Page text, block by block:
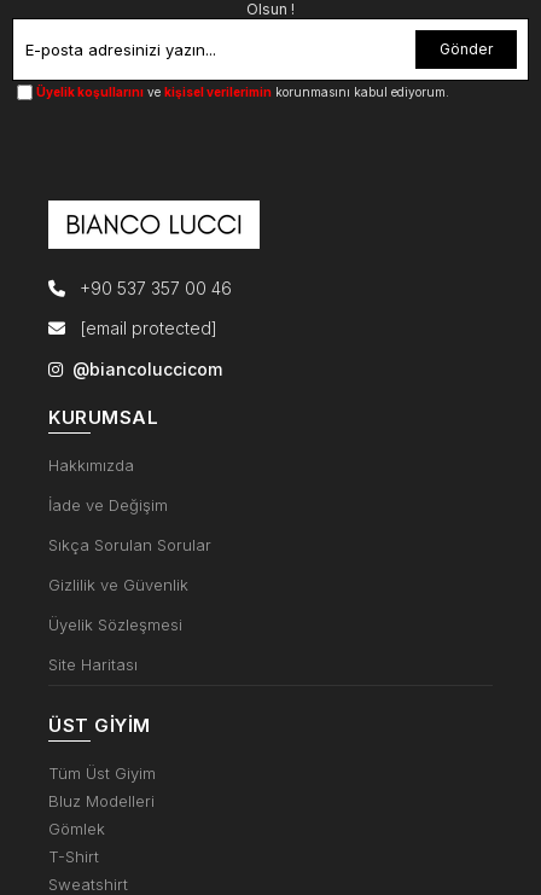
Olsun !
Gönder
Üyelik koşullarını ve kişisel verilerimin korunmasını kabul ediyorum.
+90 537 357 00 46
[email protected]
@biancoluccicom
KURUMSAL
Hakkımızda
İade ve Değişim
Sıkça Sorulan Sorular
Gizlilik ve Güvenlik
Üyelik Sözleşmesi
Site Haritası
ÜST GIYIM
Tüm Üst Giyim
Bluz Modelleri
Gömlek
T-Shirt
Sweatshirt